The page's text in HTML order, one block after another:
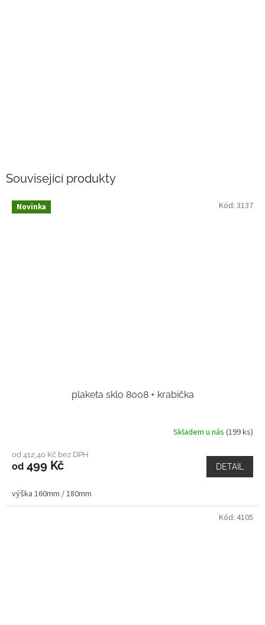
Související produkty
Novinka
plaketa sklo 8008 + krabička
Skladem u nás (199 ks)
od 412,40 Kč bez DPH
od 499 Kč DETAIL
výška 160mm / 180mm
Kód: 3137
Kód: 4105